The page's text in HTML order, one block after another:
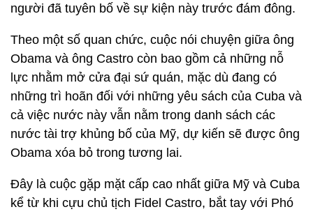
người đã tuyên bố về sự kiện này trước đám đông.
Theo một số quan chức, cuộc nói chuyện giữa ông
Obama và ông Castro còn bao gồm cả những nỗ
lực nhằm mở cửa đại sứ quán, mặc dù đang có
những trì hoãn đối với những yêu sách của Cuba và
cả việc nước này vẫn nằm trong danh sách các
nước tài trợ khủng bố của Mỹ, dự kiến sẽ được ông
Obama xóa bỏ trong tương lai.
Đây là cuộc gặp mặt cấp cao nhất giữa Mỹ và Cuba
kể từ khi cựu chủ tịch Fidel Castro, bắt tay với Phó